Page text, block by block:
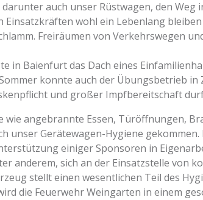
auch unser Rüstwagen, den
Einsatzkräften wohl ein Lebenlang
Freiräumen von Verkehrswegen
in Baienfurt das Dach eines
konnte auch der Übungsbetrieb
und großer Impfbereitschaft
wie angebrannte Essen, Türöffnungen,
unser Gerätewagen-Hygiene
einiger Sponsoren in
anderem, sich an der Einsatzstelle von
stellt einen wesentlichen Teil des
die Feuerwehr Weingarten in einem